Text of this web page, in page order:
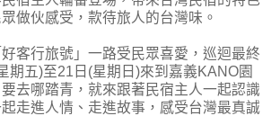
做伙感受，款待旅人的台灣味。
客行旅號」一路受民眾喜愛，巡迴最終
期五)至21日(星期日)來到嘉義KANO園
去哪踏青，就來跟著民宿主人一起認識
起走進人情、走進故事，感受台灣最真誠